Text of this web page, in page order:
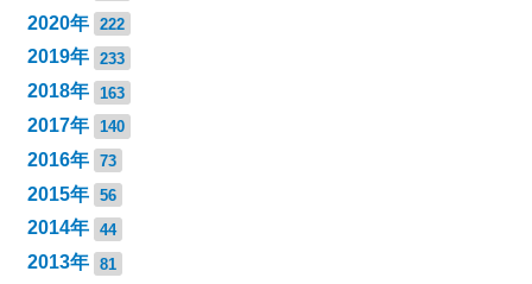
2020年 222
2019年 233
2018年 163
2017年 140
2016年 73
2015年 56
2014年 44
2013年 81